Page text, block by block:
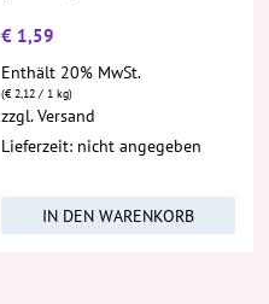
€ 1,59
Enthält 20% MwSt.
(€2,12 / 1 kg)
zzgl.Versand
Lieferzeit: nicht angegeben
IN DEN WARENKORB